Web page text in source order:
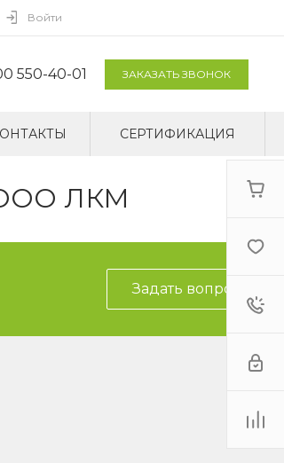
Войти
550-40-01 ЗАКАЗАТЬ ЗВОНОК
СЕРТИФИКАЦИЯ
ООО ЛКМ
Задать вопрос